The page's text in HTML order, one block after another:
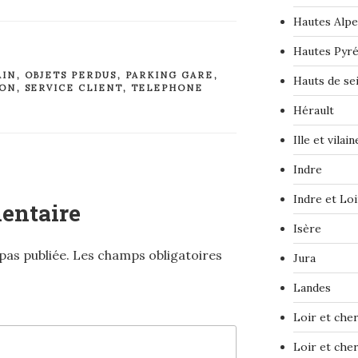
, OBJETS PERDUS, PARKING GARE ,
, SERVICE CLIENT, TELEPHONE
publiée. Les champs obligatoires
Hautes
Hautes
Hauts de
Hérault
Ille et
Indre
Indre et
Isère
Jura
Landes
Loir et cher
Loir et cher